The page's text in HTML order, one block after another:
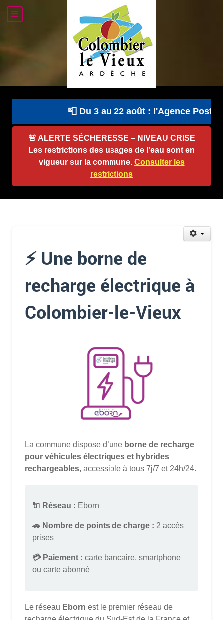
📮 Du 3 au 22 août : l'Agence
🚨 ALERTE SÉCHERESSE – NIVEAU CRISE
Les restrictions des usages de l'eau sont en
vigueur sur la commune. Consulter les
restrictions
⚡ Une borne de
recharge électrique à
Colombier-le-Vieux
La commune dispose d’une borne de recharge
pour véhicules électriques et hybrides
rechargeables, accessible à tous 7j/7 et 24h/24.
🔌 Réseau : Eborn
🚗 Nombre de points de charge : 2 accès
prises
💳 Paiement : carte bancaire, smartphone
ou carte abonné
Le réseau Eborn est le premier réseau de